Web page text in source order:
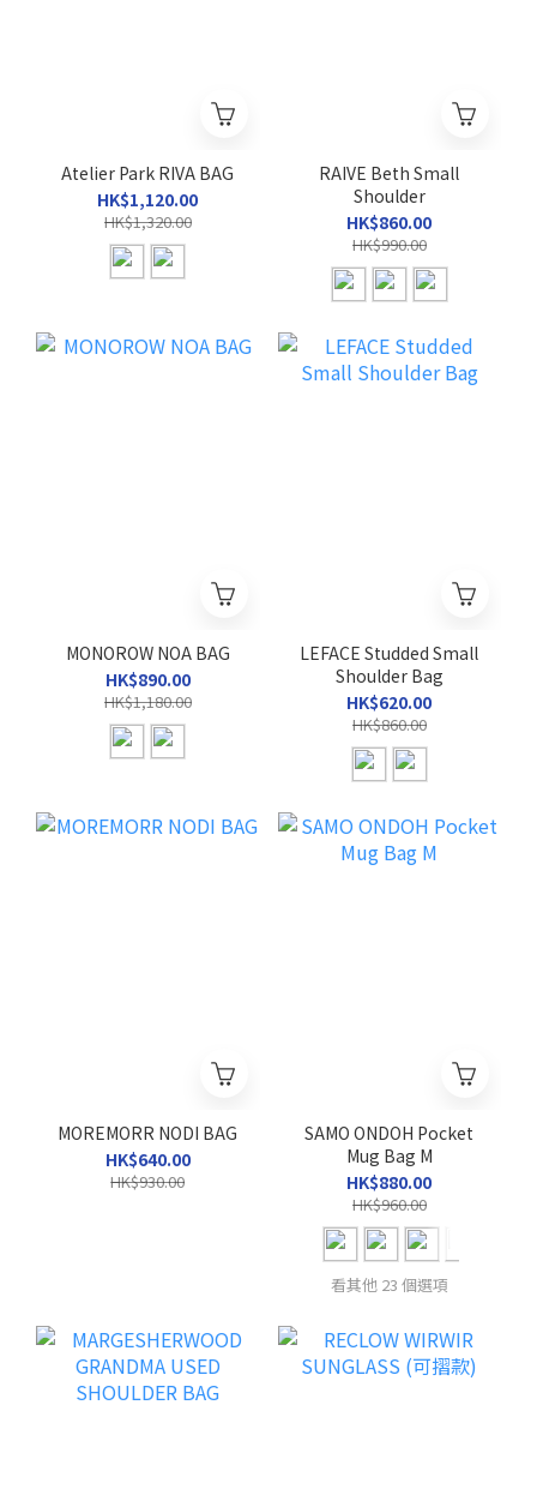
Atelier Park RIVA BAG
HK$1,120.00
HK$1,320.00
RAIVE Beth Small
Shoulder
HK$860.00
HK$990.00
MONOROW NOA BAG
HK$890.00
HK$1,180.00
LEFACE Studded Small
Shoulder Bag
HK$620.00
HK$860.00
MOREMORR NODI BAG
HK$640.00
HK$930.00
SAMO ONDOH Pocket
Mug Bag M
HK$880.00
HK$960.00
看其他 23 個選項